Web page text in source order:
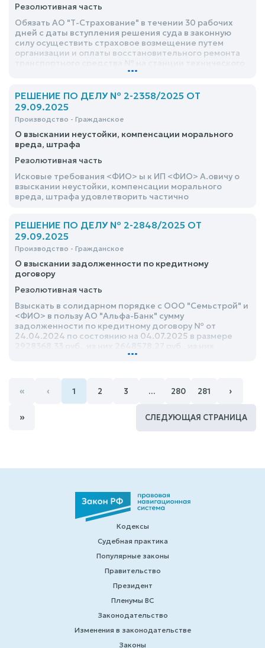
Резолютивная часть
Обязать АО "Т-Страхование" в течении 30 рабочих
дней с даты вступления решения суда в законную
силу осуществить страховое возмещение путем
организации и оплаты восстановительного ремонта
обслуживания, являющейся сервисной организацией
последствий дорожно-транспортного происшествия
от 08.03.2025 в счет натурального возмещения
убытков в рамках законодательства об ОСАГО
...
РЕШЕНИЕ ПО ДЕЛУ № 2-2358/2025 ОТ
29.09.2025
Производство - Гражданское
О взыскании неустойки, компенсации морального
вреда, штрафа
Резолютивная часть
Исковые требования <ФИО> ы к ИП <ФИО> А.овичу о
взыскании неустойки, компенсации морального
вреда, штрафа удовлетворить частично
РЕШЕНИЕ ПО ДЕЛУ № 2-2848/2025 ОТ
29.09.2025
Производство - Гражданское
О взыскании задолженности по кредитному
договору
Резолютивная часть
Взыскать в солидарном порядке с ООО "Семьстрой" и
<ФИО> в пользу АО "Альфа-Банк" сумму
задолженности по кредитному договору № от
24.04.2024 по состоянию на 04.07.2025 в размере
2333333,28 руб. – основной долг, 247523,86 руб. –
неустойка за несвоевременное погашение
процентов, 46416,67 руб. – неустойка за
несвоевременное погашение основного долга; а
также расходы по оплате госпошлины в размере
41486,00 руб
...
« ‹ 1 2 3 … 280 281 ›
» СЛЕДУЮЩАЯ СТРАНИЦА
Кодексы
Судебная практика
Популярные законы
Правительство
Президент
Пленумы ВС
Законодательство
Изменения в законодательстве
Законы